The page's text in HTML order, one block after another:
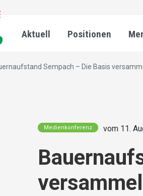
Aktuell Positionen
Sempach – Die Basis
Medienkonferenz vom 11.